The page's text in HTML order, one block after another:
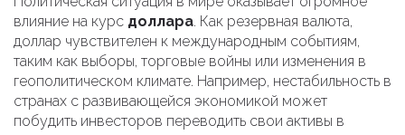
влияние на курс доллара. Как резервная валюта,
доллар чувствителен к международным событиям,
таким как выборы, торговые войны или изменения в
геополитическом климате. Например, нестабильность в
странах с развивающейся экономикой может
побудить инвесторов переводить свои активы в